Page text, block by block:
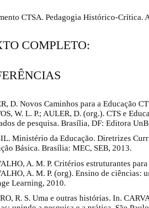
CTSA. Pedagogia Histórico-Crítica.
COMPLETO:
D. Novos Caminhos para a Educação
W. L. P.; AULER, D. (org.). CTS e
de pesquisa. Brasília, DF: Editora
Ministério da Educação. Diretrizes
Básica. Brasília: MEC, SEB, 2013.
A. M. P. Critérios estruturantes
A. M. P. (org). Ensino de ciências:
Learning, 2010.
R. S. Uma e outras histórias. In.